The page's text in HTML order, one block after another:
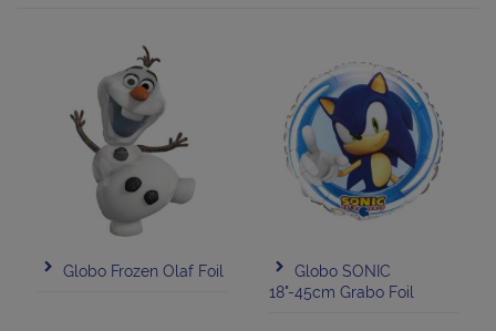
Globo Frozen Olaf Foil
Globo SONIC
18"-45cm Grabo Foil